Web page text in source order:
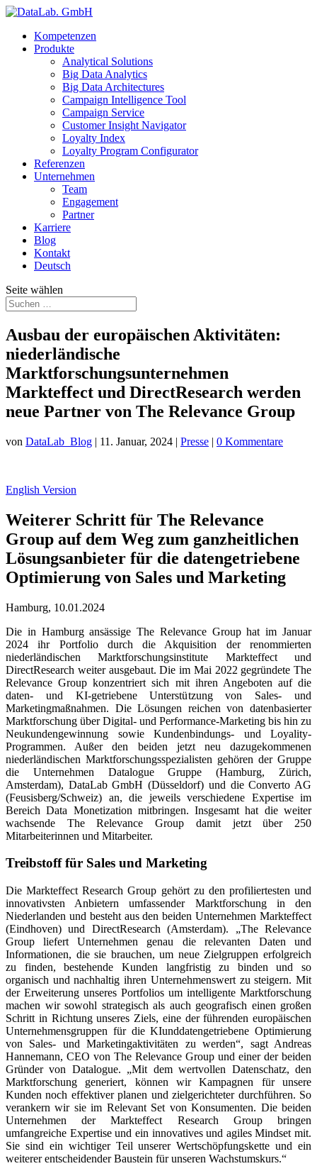
Kompetenzen
Produkte
Analytical Solutions
Big Data Analytics
Big Data Architectures
Campaign Intelligence Tool
Campaign Service
Customer Insight Navigator
Loyalty Index
Loyalty Program Configurator
Referenzen
Unternehmen
Team
Engagement
Partner
Karriere
Blog
Kontakt
Deutsch
Seite wählen
Ausbau der europäischen Aktivitäten:
niederländische
Marktforschungsunternehmen
Markteffect und DirectResearch werden
neue Partner von The Relevance Group
von DataLab_Blog | 11. Januar, 2024 | Presse | 0 Kommentare
English Version
Weiterer Schritt für The Relevance
Group auf dem Weg zum ganzheitlichen
Lösungsanbieter für die datengetriebene
Optimierung von Sales und Marketing
Hamburg, 10.01.2024
Die in Hamburg ansässige The Relevance Group hat im Januar
2024 ihr Portfolio durch die Akquisition der renommierten
niederländischen Marktforschungsinstitute Markteffect und
DirectResearch weiter ausgebaut. Die im Mai 2022 gegründete The
Relevance Group konzentriert sich mit ihren Angeboten auf die
daten- und KI-getriebene Unterstützung von Sales- und
Marketingmaßnahmen. Die Lösungen reichen von datenbasierter
Marktforschung über Digital- und Performance-Marketing bis hin zu
Neukundengewinnung sowie Kundenbindungs- und Loyality-
Programmen. Außer den beiden jetzt neu dazugekommenen
niederländischen Marktforschungsspezialisten gehören der Gruppe
die Unternehmen Datalogue Gruppe (Hamburg, Zürich,
Amsterdam), DataLab GmbH (Düsseldorf) und die Converto AG
(Feusisberg/Schweiz) an, die jeweils verschiedene Expertise im
Bereich Data Monetization mitbringen. Insgesamt hat die weiter
wachsende The Relevance Group damit jetzt über 250
Mitarbeiterinnen und Mitarbeiter.
Treibstoff für Sales und Marketing
Die Markteffect Research Group gehört zu den profiliertesten und
innovativsten Anbietern umfassender Marktforschung in den
Niederlanden und besteht aus den beiden Unternehmen Markteffect
(Eindhoven) und DirectResearch (Amsterdam). „The Relevance
Group liefert Unternehmen genau die relevanten Daten und
Informationen, die sie brauchen, um neue Zielgruppen erfolgreich
zu finden, bestehende Kunden langfristig zu binden und so
organisch und nachhaltig ihren Unternehmenswert zu steigern. Mit
der Erweiterung unseres Portfolios um intelligente Marktforschung
machen wir sowohl strategisch als auch geografisch einen großen
Schritt in Richtung unseres Ziels, eine der führenden europäischen
Unternehmensgruppen für die KIunddatengetriebene Optimierung
von Sales- und Marketingaktivitäten zu werden“, sagt Andreas
Hannemann, CEO von The Relevance Group und einer der beiden
Gründer von Datalogue. „Mit dem wertvollen Datenschatz, den
Marktforschung generiert, können wir Kampagnen für unsere
Kunden noch effektiver planen und zielgerichteter durchführen. So
verankern wir sie im Relevant Set von Konsumenten. Die beiden
Unternehmen der Markteffect Research Group bringen
umfangreiche Expertise und ein innovatives und agiles Mindset mit.
Sie sind ein wichtiger Teil unserer Wertschöpfungskette und ein
weiterer entscheidender Baustein für unseren Wachstumskurs.“